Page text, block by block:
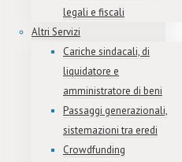
legali e fiscali
Altri Servizi
Cariche sindacali, di
liquidatore e
amministratore di beni
Passaggi generazionali,
sistemazioni tra eredi
Crowdfunding